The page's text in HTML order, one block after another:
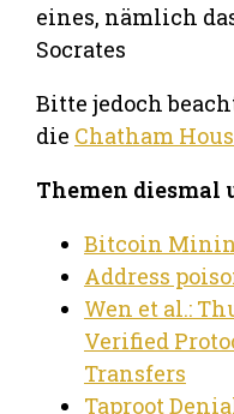
eines, nämlich
Socrates
Bitte jedoch
die Chatham
Themen diesmal
Bitcoin
Address
Wen et al.:
Verified
Transfers
Taproot